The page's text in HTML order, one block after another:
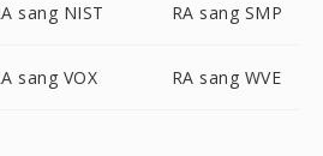
sang NIST RA sang SMP
sang VOX RA sang WVE